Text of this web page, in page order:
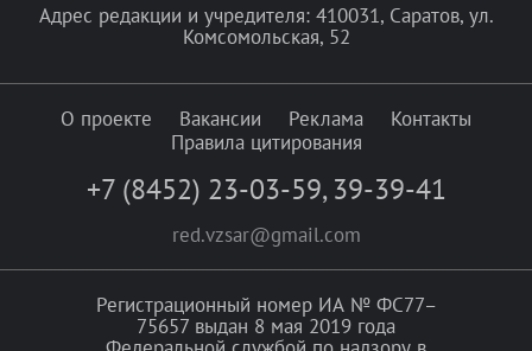
Адрес редакции и учредителя: 410031, Саратов, ул.
Комсомольская, 52
О проекте Вакансии Реклама
Контакты
Правила цитирования
+7 (8452) 23-03-59, 39-39-41
red.vzsar@gmail.com
Регистрационный номер ИА № ФС77–
75657 выдан 8 мая 2019 года